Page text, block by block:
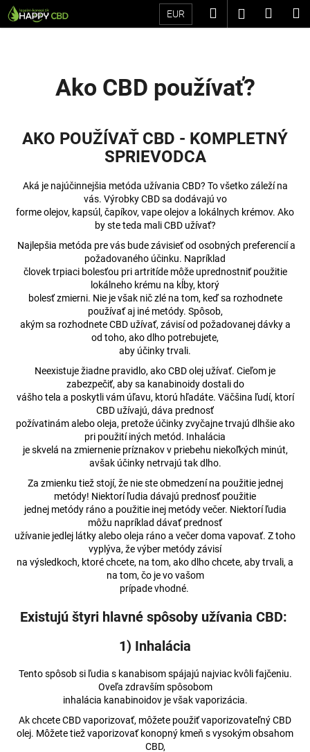
Prejsť
na
EUR Hľadať
Ako CBD používať?
AKO POUŽÍVAŤ CBD - KOMPLETNÝ
SPRIEVODCA
Aká je najúčinnejšia metóda užívania CBD? To všetko záleží na
vás. Výrobky CBD sa dodávajú vo
forme olejov, kapsúl, čapíkov, vape olejov a lokálnych krémov. Ako
by ste teda mali CBD užívať?
Najlepšia metóda pre vás bude závisieť od osobných preferencií a
požadovaného účinku. Napríklad
človek trpiaci bolesťou pri artritíde môže uprednostniť použitie
lokálneho krému na kĺby, ktorý
bolesť zmierni. Nie je však nič zlé na tom, keď sa rozhodnete
používať aj iné metódy. Spôsob,
akým sa rozhodnete CBD užívať, závisí od požadovanej dávky a
od toho, ako dlho potrebujete,
aby účinky trvali.
Neexistuje žiadne pravidlo, ako CBD olej užívať. Cieľom je
zabezpečiť, aby sa kanabinoidy dostali do
vášho tela a poskytli vám úľavu, ktorú hľadáte. Väčšina ľudí, ktorí
CBD užívajú, dáva prednosť
požívatinám alebo oleja, pretože účinky zvyčajne trvajú dlhšie ako
pri použití iných metód. Inhalácia
je skvelá na zmiernenie príznakov v priebehu niekoľkých minút,
avšak účinky netrvajú tak dlho.
Za zmienku tiež stojí, že nie ste obmedzení na použitie jednej
metódy! Niektorí ľudia dávajú prednosť použitie
jednej metódy ráno a použitie inej metódy večer. Niektorí ľudia
môžu napríklad dávať prednosť
užívanie jedlej látky alebo oleja ráno a večer doma vapovať. Z toho
vyplýva, že výber metódy závisí
na výsledkoch, ktoré chcete, na tom, ako dlho chcete, aby trvali, a
na tom, čo je vo vašom
prípade vhodné.
Existujú štyri hlavné spôsoby užívania CBD:
1) Inhalácia
Tento spôsob si ľudia s kanabisom spájajú najviac kvôli fajčeniu.
Oveľa zdravším spôsobom
inhalácia kanabinoidov je však vaporizácia.
Ak chcete CBD vaporizovať, môžete použiť vaporizovateľný CBD
olej. Môžete tiež vaporizovať konopný kmeň s vysokým obsahom
CBD,
K
o
u
á
?
O
p
ú
e
FILTY
RAW